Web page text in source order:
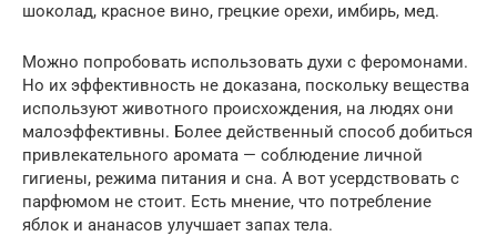
шоколад, красное вино, грецкие орехи, имбирь, мед.
Можно попробовать использовать духи с феромонами.
Но их эффективность не доказана, поскольку вещества
используют животного происхождения, на людях они
малоэффективны. Более действенный способ добиться
привлекательного аромата — соблюдение личной
гигиены, режима питания и сна. А вот усердствовать с
парфюмом не стоит. Есть мнение, что потребление
яблок и ананасов улучшает запах тела.